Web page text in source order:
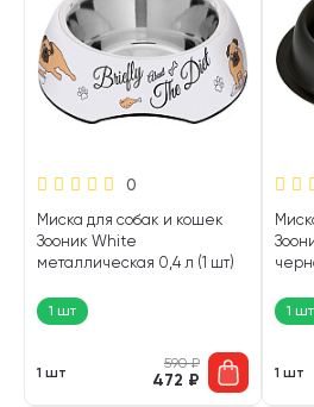
0
Миска для собак и кошек
Зооник White
металлическая 0,4 л (1 шт)
1 шт
1 шт
590₽
472 ₽
1 шт
1 шт